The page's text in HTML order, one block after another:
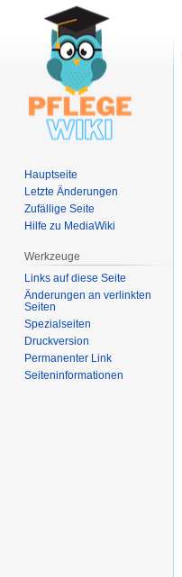
Hauptseite
Letzte Änderungen
Zufällige Seite
Hilfe zu MediaWiki
Werkzeuge
Links auf diese Seite
Änderungen an verlinkten
Seiten
Spezialseiten
Druckversion
Permanenter Link
Seiten­­informationen